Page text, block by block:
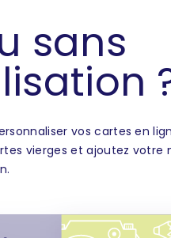
sans
vos cartes en
vierges et ajoutez votre